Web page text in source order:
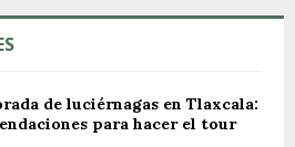
de luciérnagas en Tlaxcala:
para hacer el tour